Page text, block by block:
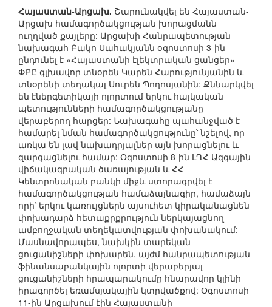
Հայաստան-Արցախ. Շարունակվել են Հայաստան-
Արցախ համագործակցության խորացմանն
ուղղված քայլերը: Արցախի Հանրապետության
նախագահ Բակո Սահակյանն օգոստոսի 3-ին
ընդունել է «Հայաստանի էլեկտրական ցանցեր»
ՓԲԸ գլխավոր տնօրեն Կարեն Հարությունյանին և
տնօրենի տեղակալ Սուրեն Պողոսյանին: Քննարկվել
են էներգետիկայի ոլորտում երկու հայկական
պետությունների համագործակցությանը
վերաբերող հարցեր: Նախագահը պահանջված է
համարել նման համագործակցությունը՝ նշելով, որ
առկա են լավ նախադրյալներ այն խորացնելու և
զարգացնելու համար: Օգոստոսի 8-ին ԼՂՀ Ազգային
վիճակագրական ծառայության և ՀՀ
Կենտրոնական բանկի միջև ստորագրվել է
համագործակցության համաձայնագիր, համաձայն
որի՝ երկու կառույցներն այսուհետ կիրականացնեն
փոխադարձ հետաքրքրություն ներկայացնող
ամբողջական տեղեկատվության փոխանակում:
Մասնավորապես, նախկին տարեկան
ցուցանիշների փոխարեն, այժմ հանրապետության
ֆինանսաբանկային ոլորտի վերաբերյալ
ցուցանիշների հրապարակումը հնարավոր կլինի
իրագործել եռամսյակային կտրվածքով: Օգոստոսի
11-ին Արցախում էին Հայաստանի